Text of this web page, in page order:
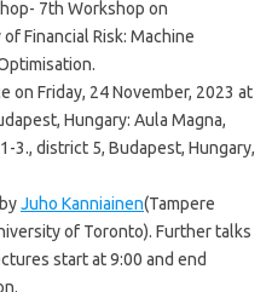
7th Workshop on
Financial Risk: Machine
on Friday, 24 November, 2023 at
Hungary: Aula Magna,
3., district 5, Budapest, Hungary,
Juho Kanniainen(Tampere
of Toronto). Further talks
start at 9:00 and end